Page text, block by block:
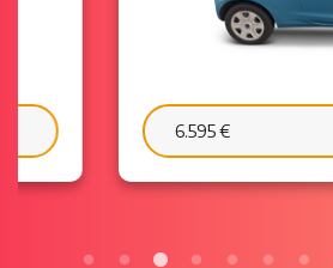
6.595 €